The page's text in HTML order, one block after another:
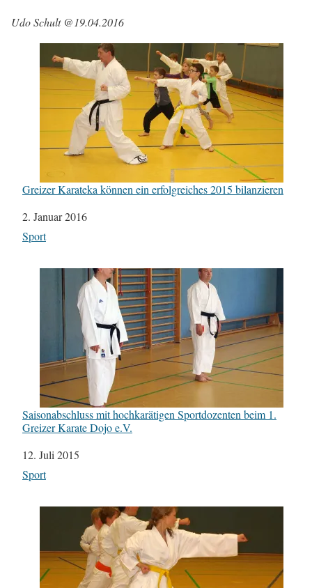
Udo Schult @19.04.2016
Greizer Karateka können ein erfolgreiches 2015 bilanzieren
Datum
2. Januar 2016
In Bezug auf
Sport
Saisonabschluss mit hochkarätigen Sportdozenten beim 1.
Greizer Karate Dojo e.V.
Datum
12. Juli 2015
In Bezug auf
Sport